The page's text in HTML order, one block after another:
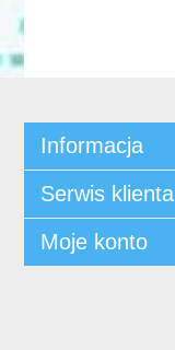
Informacja
Serwis klienta
Moje konto